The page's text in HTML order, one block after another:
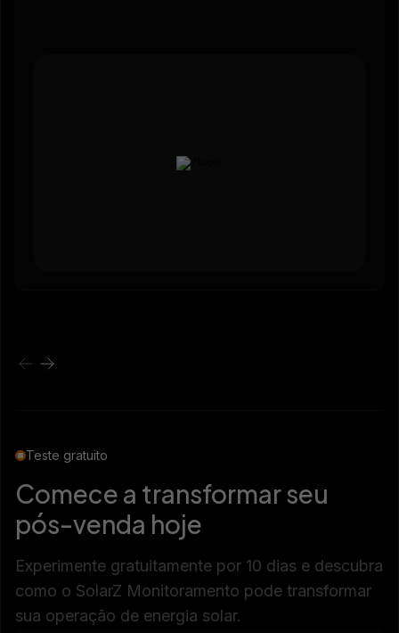
Teste gratuito
Comece a transformar seu
pós-venda hoje
Experimente gratuitamente por 10 dias e descubra
como o SolarZ Monitoramento pode transformar
sua operação de energia solar.